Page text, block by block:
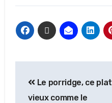
Le porridge, ce plat
vieux comme le